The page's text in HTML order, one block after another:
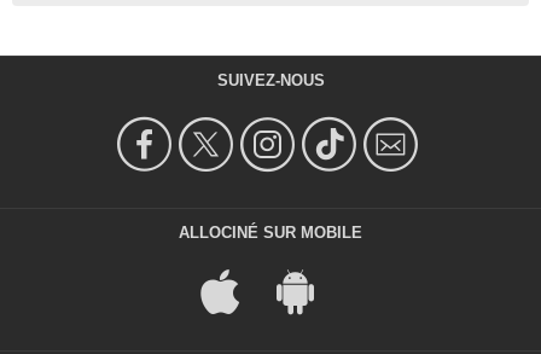
SUIVEZ-NOUS
ALLOCINÉ SUR MOBILE